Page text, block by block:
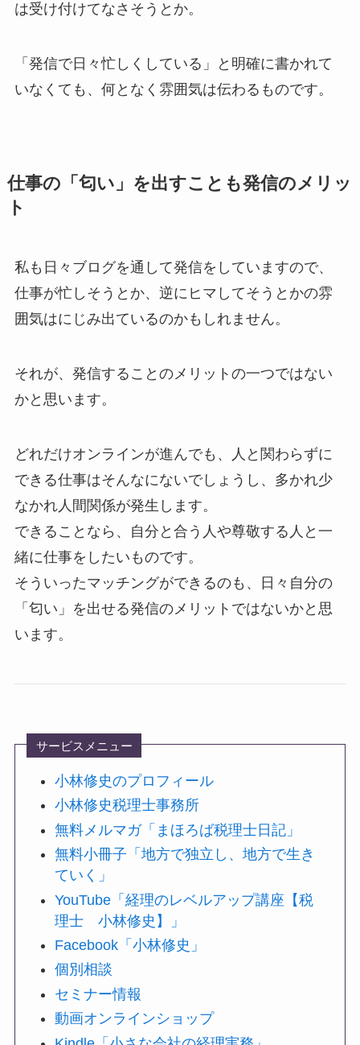
は受け付けてなさそうとか。
「発信で日々忙しくしている」と明確に書かれて
いなくても、何となく雰囲気は伝わるものです。
仕事の「匂い」を出すことも発信のメリッ
ト
私も日々ブログを通して発信をしていますので、
仕事が忙しそうとか、逆にヒマしてそうとかの雰
囲気はにじみ出ているのかもしれません。
それが、発信することのメリットの一つではない
かと思います。
どれだけオンラインが進んでも、人と関わらずに
できる仕事はそんなにないでしょうし、多かれ少
なかれ人間関係が発生します。
できることなら、自分と合う人や尊敬する人と一
緒に仕事をしたいものです。
そういったマッチングができるのも、日々自分の
「匂い」を出せる発信のメリットではないかと思
います。
サービスメニュー
小林修史のプロフィール
小林修史税理士事務所
無料メルマガ「まほろば税理士日記」
無料小冊子「地方で独立し、地方で生き
ていく」
YouTube「経理のレベルアップ講座【税
理士 小林修史】」
Facebook「小林修史」
個別相談
セミナー情報
動画オンラインショップ